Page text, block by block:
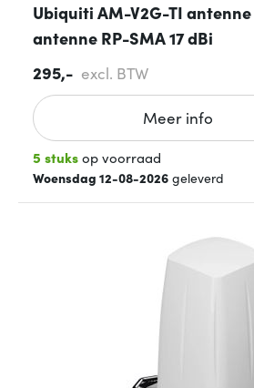
Ubiquiti AM-V2G-TI
antenne RP-SMA 17 dBi
295,- excl. BTW
Meer info
5 stuksop voorraad
Woensdag 12-08-2026 geleverd